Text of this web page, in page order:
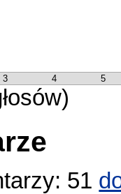
3 4 5
51